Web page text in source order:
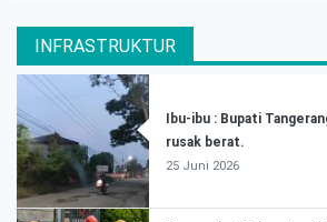
INFRASTRUKTUR
Ibu-ibu : Bupati
rusak berat.
25 Juni 2026